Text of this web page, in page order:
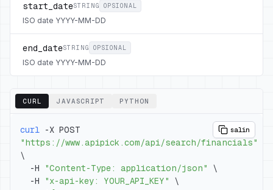
start_dateSTRING OPSIONAL
ISO date YYYY-MM-DD
end_dateSTRING OPSIONAL
ISO date YYYY-MM-DD
CURL JAVASCRIPT PYTHON
salin
curl
"https://www.apipick.com/api/search/financials"
\
  -H
"Content-Type: application/json"
\
  -H
"x-api-key: YOUR_API_KEY"
\